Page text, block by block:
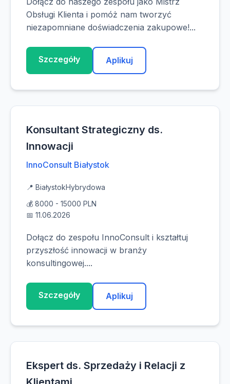
Obsługi Klienta i pomóż nam tworzyć
niezapomniane doświadczenia zakupowe!...
Szczegóły Aplikuj
Konsultant Strategiczny ds.
Innowacji
InnoConsult Białystok
📍 BiałystokHybrydowa
💰 8000 - 15000 PLN
📅 11.06.2026
Dołącz do zespołu InnoConsult i kształtuj
przyszłość innowacji w branży
konsultingowej....
Szczegóły Aplikuj
Ekspert ds. Sprzedaży i Relacji z